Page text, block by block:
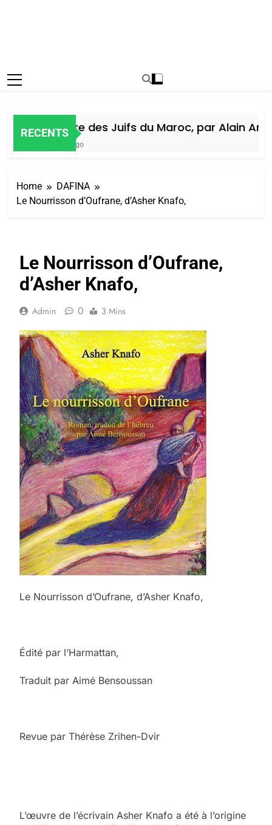
RECENTS
Histoire des Juifs du Maroc, par Alain Amiel
Home
DAFINA
Le Nourrisson d’Oufrane, d’Asher Knafo,
Le Nourrisson d’Oufrane,
d’Asher Knafo,
Admin 0 3 Mins
Le Nourrisson d’Oufrane, d’Asher Knafo,
Édité par l’Harmattan,
Traduit par Aimé Bensoussan
Revue par Thérèse Zrihen-Dvir
L’œuvre de l’écrivain Asher Knafo a été à l’origine